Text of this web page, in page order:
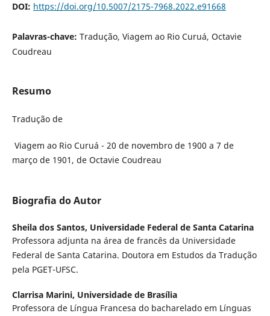
DOI: https://doi.org/10.5007/2175-7968.2022.e91668
Palavras-chave: Tradução, Viagem ao Rio Curuá, Octavie
Coudreau
Resumo
Tradução de
Viagem ao Rio Curuá - 20 de novembro de 1900 a 7 de
março de 1901, de Octavie Coudreau
Biografia do Autor
Sheila dos Santos, Universidade Federal de Santa Catarina
Professora adjunta na área de francês da Universidade
Federal de Santa Catarina. Doutora em Estudos da Tradução
pela PGET-UFSC.
Clarrisa Marini, Universidade de Brasília
Professora de Língua Francesa do bacharelado em Línguas